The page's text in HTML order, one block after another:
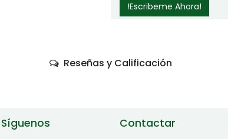
!Escribeme Ahora!
Reseñas y Calificación
Síguenos Contactar